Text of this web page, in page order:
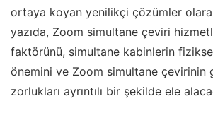
ortaya koyan yenilikçi çözümler
yazıda, Zoom simultane çeviri
faktörünü, simultane kabinlerin
önemini ve Zoom simultane çevirinin
zorlukları ayrıntılı bir şekilde ele